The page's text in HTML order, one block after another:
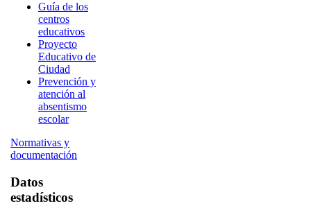
Guía de los
centros
educativos
Proyecto
Educativo de
Ciudad
Prevención y
atención al
absentismo
escolar
Normativas y
documentación
Datos
estadísticos